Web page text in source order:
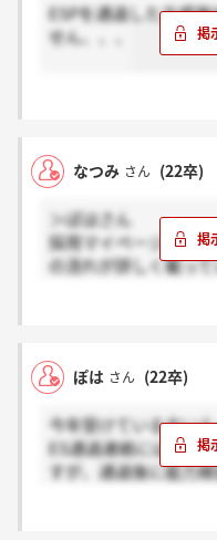
ESPを通過した方感
せん、、、
なつみ さん (22卒)
＞ぽはさん
採用マイページの採
の流れが詳しく載って
ぽは さん (22卒)
今年受けている方い
ES通過連絡には性格
すが、通過後に能力